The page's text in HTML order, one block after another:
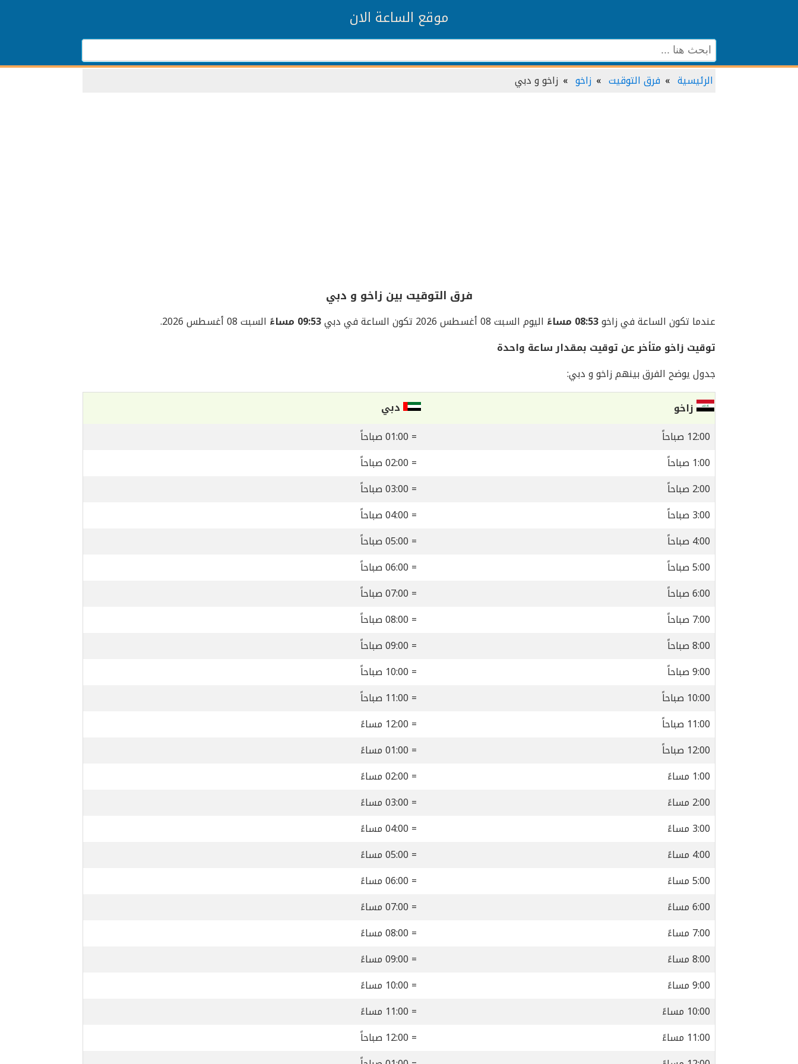
موقع الساعة الان
الرئيسية فرق التوقيت زاخو زاخو و دبي
فرق التوقيت بين زاخو و دبي
عندما تكون الساعة في زاخو08:53 مساءً اليوم السبت 08 أغسطس 2026 تكون الساعة في دبي 09:53 مساءً
السبت 08 أغسطس 2026.
توقيت زاخو متأخر عن توقيت بمقدار ساعة واحدة
جدول يوضح الفرق بينهم زاخو و دبي:
زاخو
دبي
12:00 صباحاً
= 01:00 صباحاً
1:00 صباحاً
= 02:00 صباحاً
2:00 صباحاً
= 03:00 صباحاً
3:00 صباحاً
= 04:00 صباحاً
4:00 صباحاً
= 05:00 صباحاً
5:00 صباحاً
= 06:00 صباحاً
6:00 صباحاً
= 07:00 صباحاً
7:00 صباحاً
= 08:00 صباحاً
8:00 صباحاً
= 09:00 صباحاً
9:00 صباحاً
= 10:00 صباحاً
10:00 صباحاً
= 11:00 صباحاً
11:00 صباحاً
= 12:00 مساءً
12:00 صباحاً
= 01:00 مساءً
1:00 مساءً
= 02:00 مساءً
2:00 مساءً
= 03:00 مساءً
3:00 مساءً
= 04:00 مساءً
4:00 مساءً
= 05:00 مساءً
5:00 مساءً
= 06:00 مساءً
6:00 مساءً
= 07:00 مساءً
7:00 مساءً
= 08:00 مساءً
8:00 مساءً
= 09:00 مساءً
9:00 مساءً
= 10:00 مساءً
10:00 مساءً
= 11:00 مساءً
11:00 مساءً
= 12:00 صباحاً